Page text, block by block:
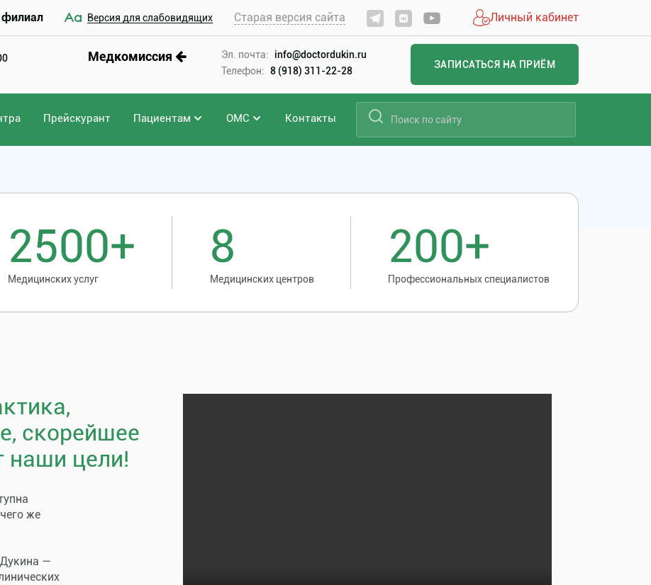
филиал Версия для слабовидящих Старая версия сайта Личный кабинет
Медкомиссия Эл. почта:
info@doctordukin.ru
Телефон: 8 (918) 311-22-28
ЗАПИСАТЬСЯ НА ПРИЁМ
Прейскурант Пациентам ОМС Контакты
2500+
Медицинских услуг
8
Медицинских центров
200+
Профессиональных специалистов
скорейшее
наши цели!
же
—